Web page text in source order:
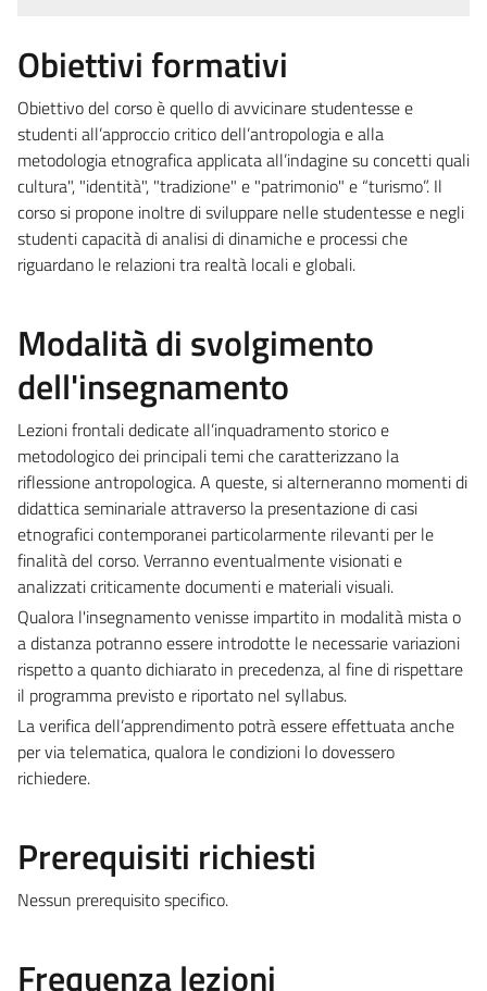
Obiettivi formativi
Obiettivo del corso è quello di avvicinare studentesse e
studenti all’approccio critico dell’antropologia e alla
metodologia etnografica applicata all’indagine su concetti quali
cultura", "identità", "tradizione" e "patrimonio" e “turismo”. Il
corso si propone inoltre di sviluppare nelle studentesse e negli
studenti capacità di analisi di dinamiche e processi che
riguardano le relazioni tra realtà locali e globali.
Modalità di svolgimento
dell'insegnamento
Lezioni frontali dedicate all’inquadramento storico e
metodologico dei principali temi che caratterizzano la
riflessione antropologica. A queste, si alterneranno momenti di
didattica seminariale attraverso la presentazione di casi
etnografici contemporanei particolarmente rilevanti per le
finalità del corso. Verranno eventualmente visionati e
analizzati criticamente documenti e materiali visuali.
Qualora l'insegnamento venisse impartito in modalità mista o
a distanza potranno essere introdotte le necessarie variazioni
rispetto a quanto dichiarato in precedenza, al fine di rispettare
il programma previsto e riportato nel syllabus.
La verifica dell’apprendimento potrà essere effettuata anche
per via telematica, qualora le condizioni lo dovessero
richiedere.
Prerequisiti richiesti
Nessun prerequisito specifico.
Frequenza lezioni